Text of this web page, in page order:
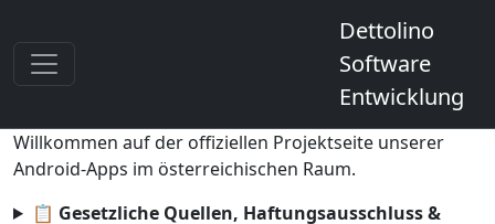
Dettolino
Software
Entwicklung
Willkommen auf der offiziellen Projektseite unserer
Android-Apps im österreichischen Raum.
📋 Gesetzliche Quellen, Haftungsausschluss &